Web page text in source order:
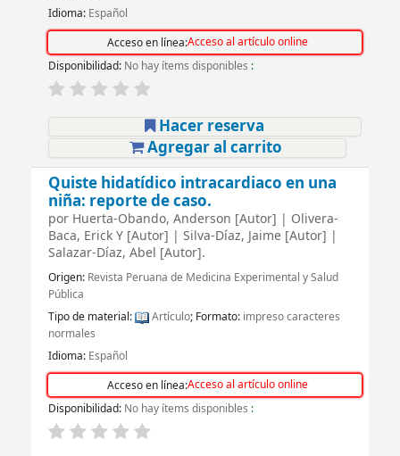
Idioma: Español
Acceso en línea:Acceso al artículo online
Disponibilidad: No hay ítems disponibles :
Hacer reserva
Agregar al carrito
Quiste hidatídico intracardiaco en una
niña: reporte de caso.
por Huerta-Obando, Anderson [Autor] | Olivera-
Baca, Erick Y[Autor] | Silva-Díaz, Jaime[Autor] |
Salazar-Díaz, Abel [Autor].
Origen: Revista Peruana de Medicina Experimental y Salud
Pública
Tipo de material:
Artículo; Formato: impreso caracteres
normales
Idioma: Español
Acceso en línea:Acceso al artículo online
Disponibilidad: No hay ítems disponibles :